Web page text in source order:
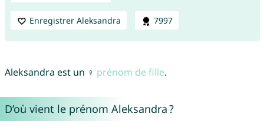
Enregistrer Aleksandra 7997
Aleksandra est un ♀ prénom de fille.
D’où vient le prénom Aleksandra ?